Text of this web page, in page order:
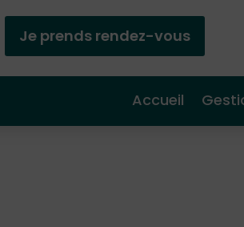
Je prends rendez-vous
Accueil